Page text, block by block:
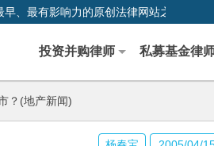
、最有影响力的原创法律网站之一
投资并购律师 私募基金律
？(地产新闻)